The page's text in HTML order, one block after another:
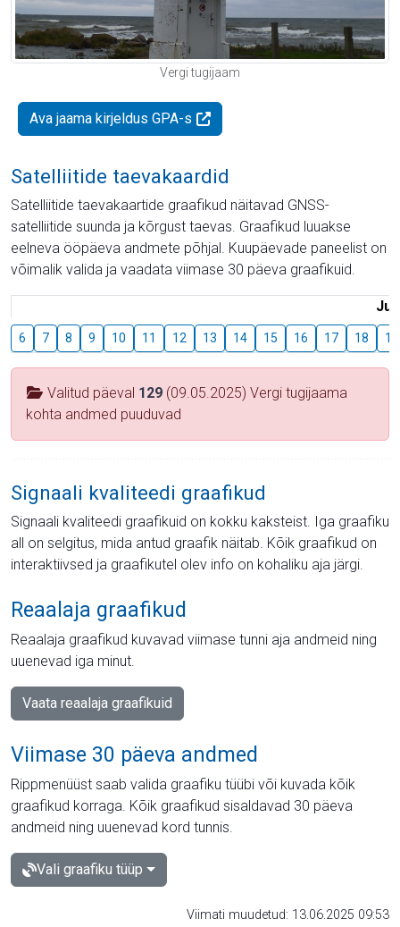
Vergi tugijaam
Ava jaama kirjeldus GPA-s
Satelliitide taevakaardid
Satelliitide taevakaartide graafikud näitavad GNSS-
satelliitide suunda ja kõrgust taevas. Graafikud luuakse
eelneva ööpäeva andmete põhjal. Kuupäevade paneelist on
võimalik valida ja vaadata viimase 30 päeva graafikuid.
6 7 8 9 10 11 12 13 14 15 16 17 18 19
Valitud päeval 129 (09.05.2025) Vergi tugijaama
kohta andmed puuduvad
Signaali kvaliteedi graafikud
Signaali kvaliteedi graafikuid on kokku kaksteist. Iga graafiku
all on selgitus, mida antud graafik näitab. Kõik graafikud on
interaktiivsed ja graafikutel olev info on kohaliku aja järgi.
Reaalaja graafikud
Reaalaja graafikud kuvavad viimase tunni aja andmeid ning
uuenevad iga minut.
Vaata reaalaja graafikuid
Viimase 30 päeva andmed
Rippmenüüst saab valida graafiku tüübi või kuvada kõik
graafikud korraga. Kõik graafikud sisaldavad 30 päeva
andmeid ning uuenevad kord tunnis.
Vali graafiku tüüp
Viimati muudetud: 13.06.2025 09:53